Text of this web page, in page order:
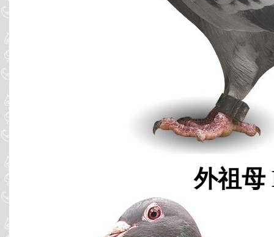
外祖母